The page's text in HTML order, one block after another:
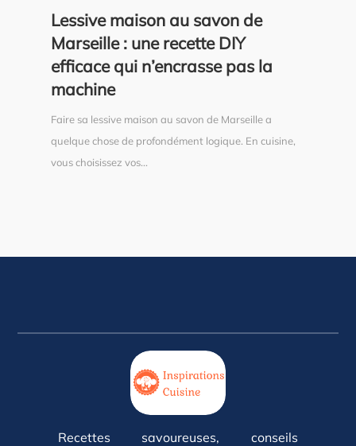
Lessive maison au savon de
Marseille : une recette DIY
efficace qui n’encrasse pas la
machine
Faire sa lessive maison au savon de Marseille a
quelque chose de profondément logique. En cuisine,
vous choisissez vos...
Recettes savoureuses, conseils